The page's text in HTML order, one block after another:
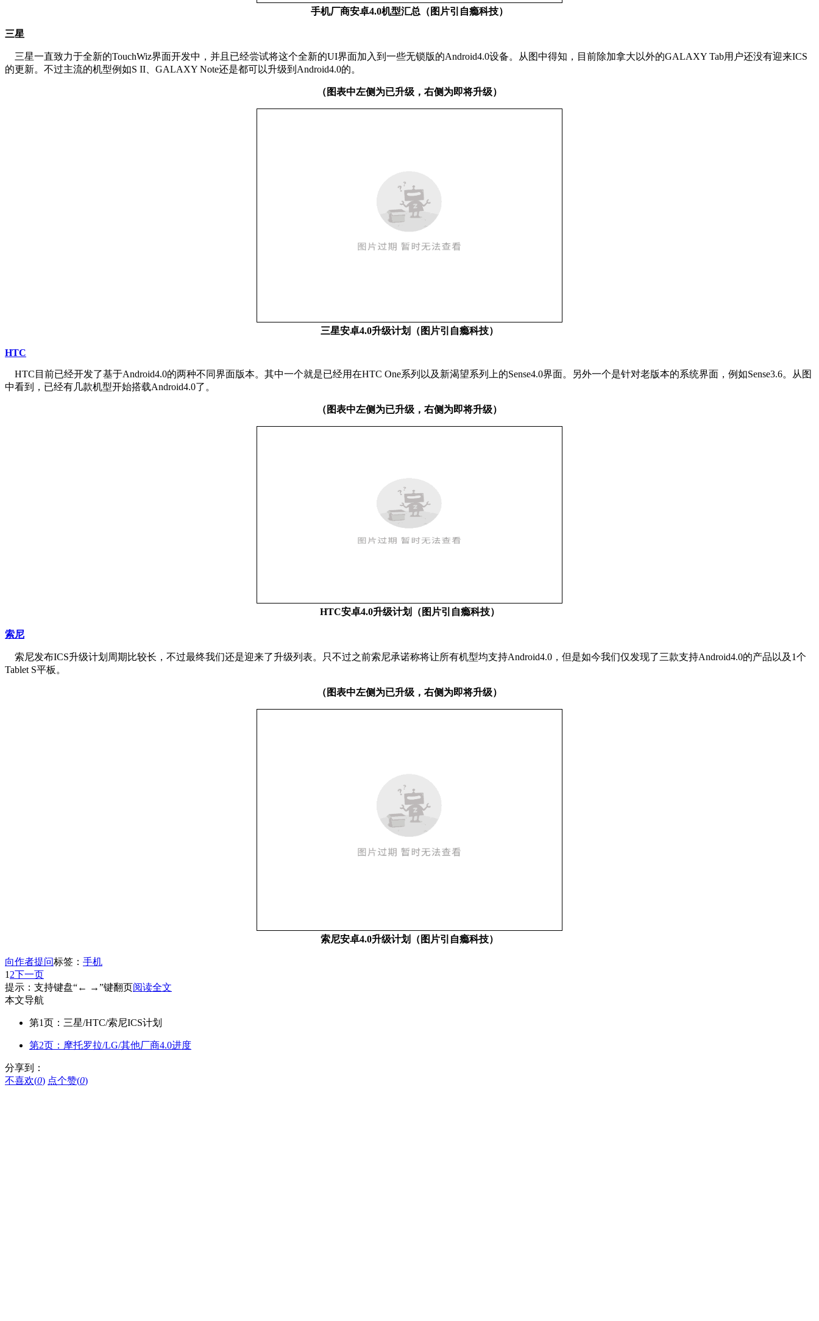
手机厂商安卓4.0机型汇总（图片引自瘾科技）
三星
三星一直致力于全新的TouchWiz界面开发中，并且已经尝试将这个全新的UI界面加入到一些无锁版的Android4.0设备。从图中得知，目前除加拿大以外的GALAXY Tab用户还没有迎来ICS
的更新。不过主流的机型例如S II、GALAXY Note还是都可以升级到Android4.0的。
（图表中左侧为已升级，右侧为即将升级）
三星安卓4.0升级计划（图片引自瘾科技）
HTC
HTC目前已经开发了基于Android4.0的两种不同界面版本。其中一个就是已经用在HTC One系列以及新渴望系列上的Sense4.0界面。另外一个是针对老版本的系统界面，例如Sense3.6。从图
中看到，已经有几款机型开始搭载Android4.0了。
（图表中左侧为已升级，右侧为即将升级）
HTC安卓4.0升级计划（图片引自瘾科技）
索尼
索尼发布ICS升级计划周期比较长，不过最终我们还是迎来了升级列表。只不过之前索尼承诺称将让所有机型均支持Android4.0，但是如今我们仅发现了三款支持Android4.0的产品以及1个
Tablet S平板。
（图表中左侧为已升级，右侧为即将升级）
索尼安卓4.0升级计划（图片引自瘾科技）
向作者提问标签： 手机
1 2下一页
提示：支持键盘“← →”键翻页阅读全文
本文导航
第1页：三星/HTC/索尼ICS计划
第2页：摩托罗拉/LG/其他厂商4.0进度
分享到：
不喜欢(0) 点个赞(0)